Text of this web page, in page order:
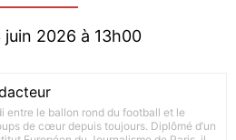
juin 2026 à 13h00
entre le ballon rond du football et le
de cœur depuis toujours. Diplômé d’un